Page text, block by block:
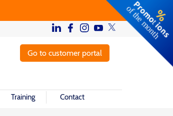
Go to customer portal
Training Contact